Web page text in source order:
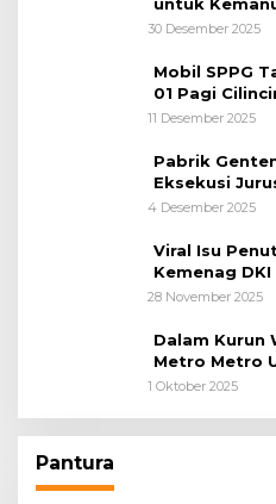
untuk
30 Desember 2025
Mobil SPPG
01 Pagi
11 Desember 2025
Pabrik
Eksekusi
Tangerang,
4 Desember 2025
Viral Isu
Kemenag
28 November 2025
Dalam Kurun
Metro Metro
1 Oktober 2025
Pantura